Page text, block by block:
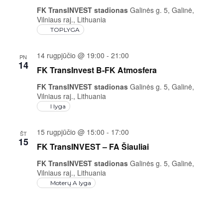
FK TransINVEST stadionas Galinės g. 5, Galinė,
Vilniaus raj., Lithuania
TOPLYGA
PN
14 FK TransInvest B-FK Atmosfera
14 rugpjūčio @ 19:00 - 21:00
FK TransINVEST stadionas Galinės g. 5, Galinė,
Vilniaus raj., Lithuania
I lyga
ŠT
15 FK TransINVEST – FA Šiauliai
15 rugpjūčio @ 15:00 - 17:00
FK TransINVEST stadionas Galinės g. 5, Galinė,
Vilniaus raj., Lithuania
Moterų A lyga